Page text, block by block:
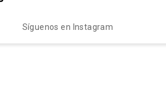
Síguenos en Instagram